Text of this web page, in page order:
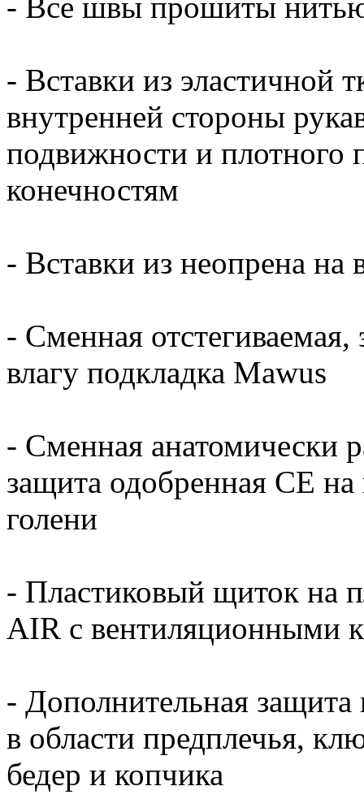
- Вставки из эластичной
внутренней стороны
подвижности и плотного
конечностям
- Вставки из неопрена на
- Сменная
влагу подкладка Mawus
- Сменная анатомически
защита одобренная СЕ на
голени
- Пластиковый щиток на
AIR с вентиляционными
- Дополнительная
в области предплечья,
бедер и копчика